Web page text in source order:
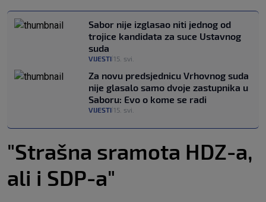
Sabor nije izglasao niti jednog od
trojice kandidata za suce Ustavnog
suda
VIJESTI 15. svi.
Za novu predsjednicu Vrhovnog suda
nije glasalo samo dvoje zastupnika u
Saboru: Evo o kome se radi
VIJESTI 15. svi.
"Strašna sramota HDZ-a,
ali i SDP-a"